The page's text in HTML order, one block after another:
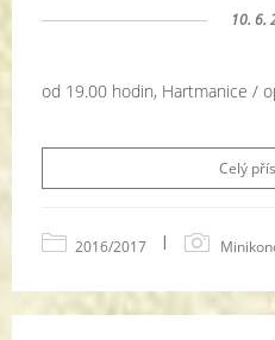
10. 6.
od 19.00 hodin, Hartmanice /
Celý
2016/2017 |